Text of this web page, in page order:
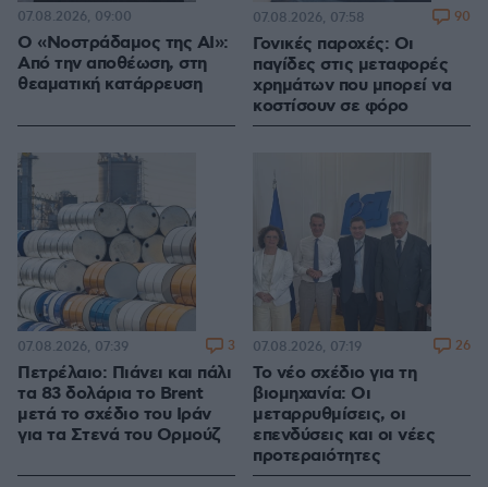
Ο «Νοστράδαμος της AI»:
Από την αποθέωση, στη
θεαματική κατάρρευση
07.08.2026, 09:00
Γονικές παροχές: Οι
παγίδες στις μεταφορές
χρημάτων που μπορεί να
κοστίσουν σε φόρο
07.08.2026, 07:58 90
Πετρέλαιο: Πιάνει και πάλι
τα 83 δολάρια το Brent
μετά το σχέδιο του Ιράν
για τα Στενά του Ορμούζ
07.08.2026, 07:39 3
Το νέο σχέδιο για τη
βιομηχανία: Οι
μεταρρυθμίσεις, οι
επενδύσεις και οι νέες
προτεραιότητες
07.08.2026, 07:19 26